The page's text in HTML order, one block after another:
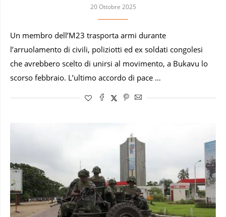
20 Ottobre 2025
Un membro dell’M23 trasporta armi durante
l’arruolamento di civili, poliziotti ed ex soldati congolesi
che avrebbero scelto di unirsi al movimento, a Bukavu lo
scorso febbraio. L’ultimo accordo di pace …